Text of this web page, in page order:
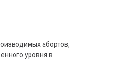
абортов,
уровня в